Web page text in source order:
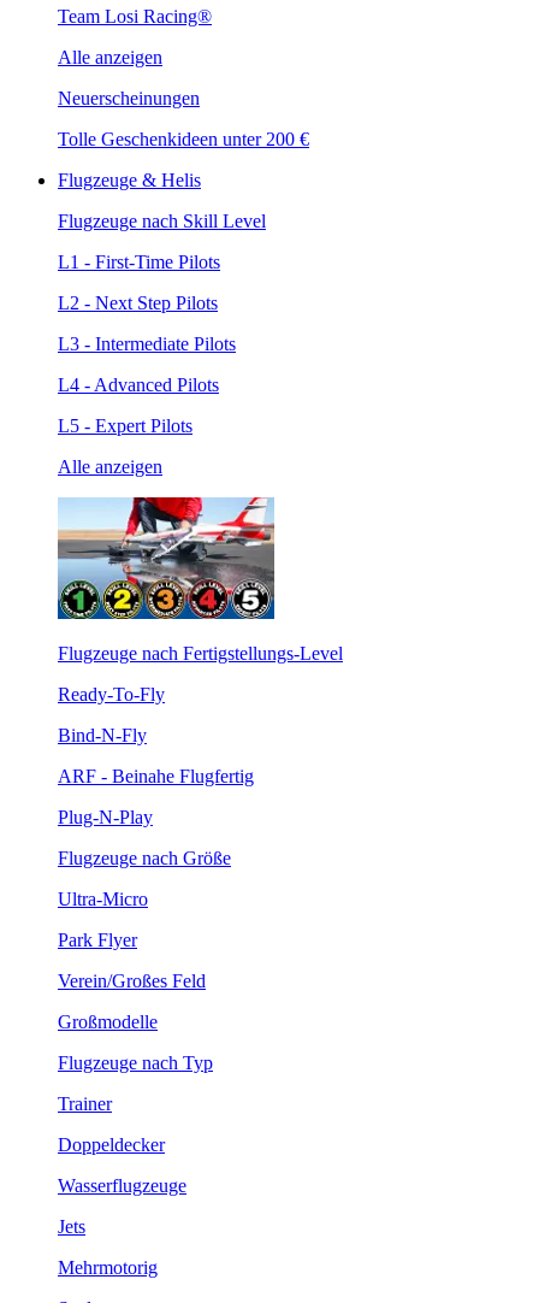
Team Losi Racing®
Alle anzeigen
Neuerscheinungen
Tolle Geschenkideen unter 200 €
Flugzeuge & Helis
Flugzeuge nach Skill Level
L1 - First-Time Pilots
L2 - Next Step Pilots
L3 - Intermediate Pilots
L4 - Advanced Pilots
L5 - Expert Pilots
Alle anzeigen
Flugzeuge nach Fertigstellungs-Level
Ready-To-Fly
Bind-N-Fly
ARF - Beinahe Flugfertig
Plug-N-Play
Flugzeuge nach Größe
Ultra-Micro
Park Flyer
Verein/Großes Feld
Großmodelle
Flugzeuge nach Typ
Trainer
Doppeldecker
Wasserflugzeuge
Jets
Mehrmotorig